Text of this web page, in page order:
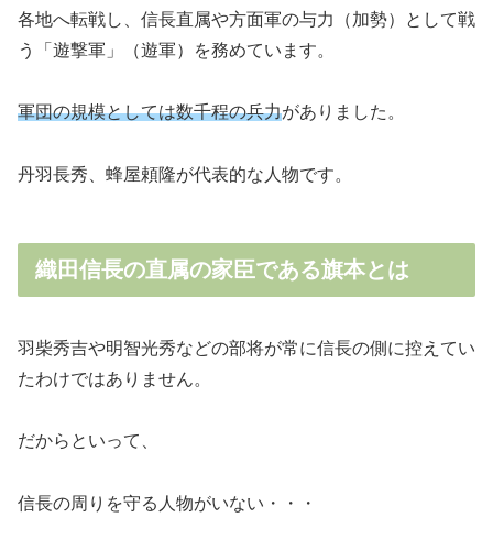
各地へ転戦し、信長直属や方面軍の与力（加勢）として戦
う「遊撃軍」（遊軍）を務めています。
軍団の規模としては数千程の兵力がありました。
丹羽長秀、蜂屋頼隆が代表的な人物です。
織田信長の直属の家臣である旗本とは
羽柴秀吉や明智光秀などの部将が常に信長の側に控えてい
たわけではありません。
だからといって、
信長の周りを守る人物がいない・・・